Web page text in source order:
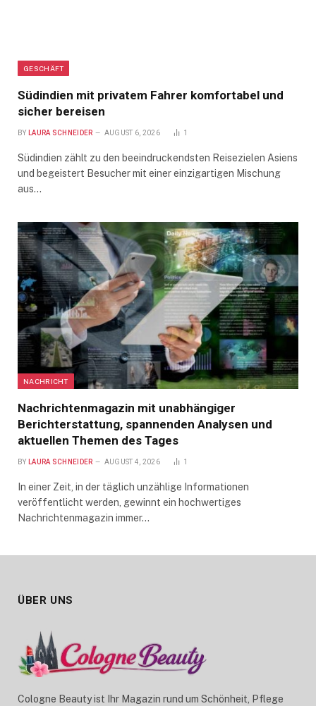
GESCHÄFT
Südindien mit privatem Fahrer komfortabel und
sicher bereisen
BY LAURA SCHNEIDER AUGUST 6, 2026 1
Südindien zählt zu den beeindruckendsten Reisezielen Asiens
und begeistert Besucher mit einer einzigartigen Mischung
aus…
NACHRICHT
Nachrichtenmagazin mit unabhängiger
Berichterstattung, spannenden Analysen und
aktuellen Themen des Tages
BY LAURA SCHNEIDER AUGUST 4, 2026 1
In einer Zeit, in der täglich unzählige Informationen
veröffentlicht werden, gewinnt ein hochwertiges
Nachrichtenmagazin immer…
ÜBER UNS
Cologne Beauty ist Ihr Magazin rund um Schönheit, Pflege